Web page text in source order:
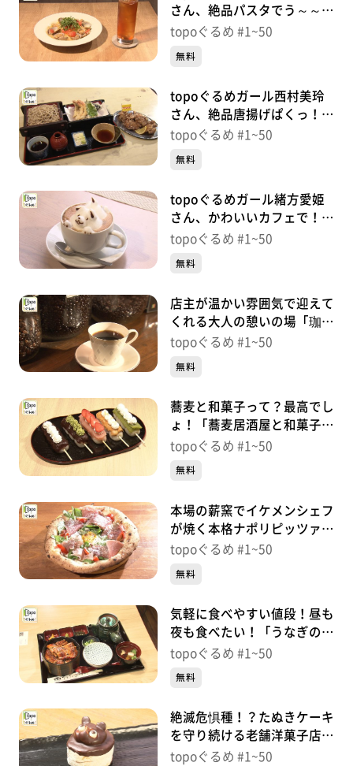
さん、絶品パスタでう～～ん
「Cafe GRACE」（太白区長
topoぐるめ #1~50
無料
topoぐるめガール西村美玲
さん、絶品唐揚げぱくっ！
「そば処登喜和」（太白区泉
topoぐるめ #1~50
無料
topoぐるめガール緒方愛姫
さん、かわいいカフェで！
「Cafe MythiQue」（青葉区
topoぐるめ #1~50
無料
店主が温かい雰囲気で迎えて
くれる大人の憩いの場「珈琲
ふうぜ」（青葉区中央）＃
topoぐるめ #1~50
無料
蕎麦と和菓子って？最高でし
ょ！「蕎麦居酒屋と和菓子の
店 京乃北」（太白区富沢
topoぐるめ #1~50
無料
本場の薪窯でイケメンシェフ
が焼く本格ナポリピッツァ
「amo la Pizza」（太白区鹿
topoぐるめ #1~50
無料
気軽に食べやすい値段！昼も
夜も食べたい！「うなぎのひ
ととき」（泉区七北田大沢
topoぐるめ #1~50
無料
絶滅危惧種！？たぬきケーキ
を守り続ける老舗洋菓子店
「大黒屋」（若林区連坊）＃
topoぐるめ #1~50